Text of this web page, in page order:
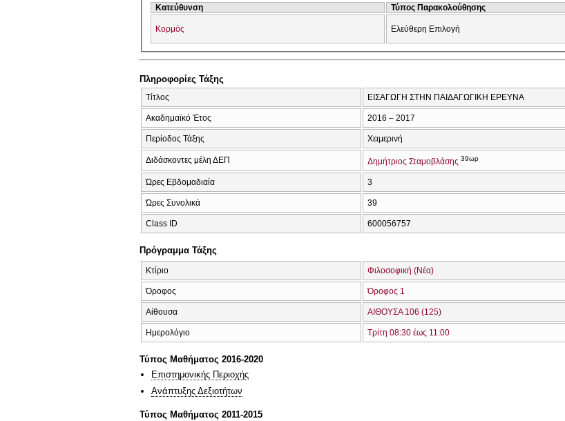
Κατεύθυνση Τύπος Παρακολούθησης
Κορμός Ελεύθερη Επιλογή
Πληροφορίες Τάξης
Τίτλος ΕΙΣΑΓΩΓΗ ΣΤΗΝ ΠΑΙΔΑΓΩΓΙΚΗ ΕΡΕΥΝΑ
Ακαδημαϊκό Έτος 2016 – 2017
Περίοδος Τάξης Χειμερινή
Διδάσκοντες μέλη ΔΕΠ Δημήτριος Σταμοβλάσης 39ωρ
Ώρες Εβδομαδιαία 3
Ώρες Συνολικά 39
Class ID 600056757
Πρόγραμμα Τάξης
Κτίριο Φιλοσοφική (Νέα)
Όροφος Όροφος 1
Αίθουσα ΑΙΘΟΥΣΑ 106 (125)
Ημερολόγιο Τρίτη 08:30 έως 11:00
Τύπος Μαθήματος 2016-2020
Επιστημονικής Περιοχής
Ανάπτυξης Δεξιοτήτων
Τύπος Μαθήματος 2011-2015